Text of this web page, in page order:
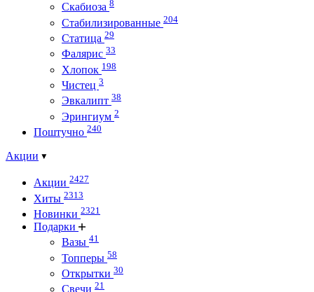
Скабиоза 8
Стабилизированные 204
Статица 29
Фалярис 33
Хлопок 198
Чистец 3
Эвкалипт 38
Эрингиум 2
Поштучно 240
Акции
Акции 2427
Хиты 2313
Новинки 2321
Подарки
Вазы 41
Топперы 58
Открытки 30
Свечи 21